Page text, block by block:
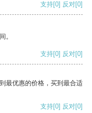
支持[0] 反对[0]
。
支持[0] 反对[0]
最优惠的价格，买到最合适
支持[0] 反对[0]